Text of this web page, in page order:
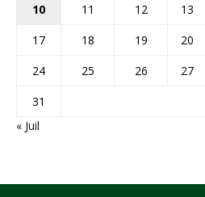
10
11 12 13
17
18 19 20
24
25 26 27
31
« Juil